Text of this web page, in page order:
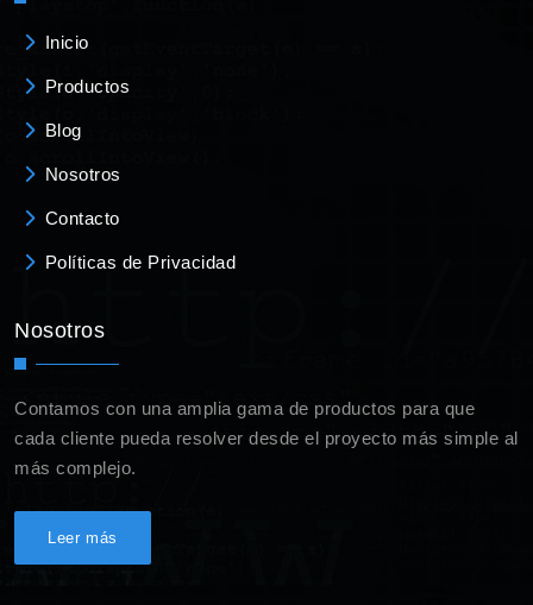
Inicio
Productos
Blog
Nosotros
Contacto
Políticas de Privacidad
Nosotros
Contamos con una amplia gama de productos para que
cada cliente pueda resolver desde el proyecto más simple al
más complejo.
Leer más